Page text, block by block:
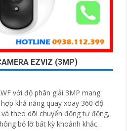
EZVIZ (3MP)
với độ phân giải 3MP mang
khả năng quay xoay 360 độ
theo dõi chuyển động tự động,
bỏ lỡ bất kỳ khoảnh khắc